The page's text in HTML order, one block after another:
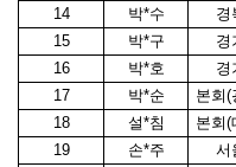
14
박*수 경
15
박*구 경
16
박*호 경
17
박*순 본회(
18
설*침 본회(
19
손*주 서